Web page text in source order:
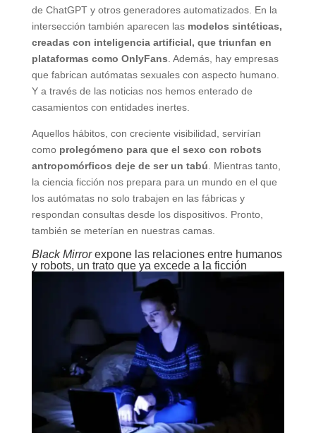
de ChatGPT y otros generadores automatizados. En la
intersección también aparecen lasmodelos sintéticas,
creadas con inteligencia artificial, que triunfan en
plataformas como OnlyFans . Además, hay empresas
que fabrican autómatas sexuales con aspecto humano.
Y a través de las noticias nos hemos enterado de
casamientos con entidades inertes.
Aquellos hábitos, con creciente visibilidad, servirían
como prolegómeno para que el sexo con robots
antropomórficos deje de ser un tabú . Mientras tanto,
la ciencia ficción nos prepara para un mundo en el que
los autómatas no solo trabajen en las fábricas y
respondan consultas desde los dispositivos. Pronto,
también se meterían en nuestras camas.
Black Mirrorexpone las relaciones entre humanos
y robots, un trato que ya excede a la ficción